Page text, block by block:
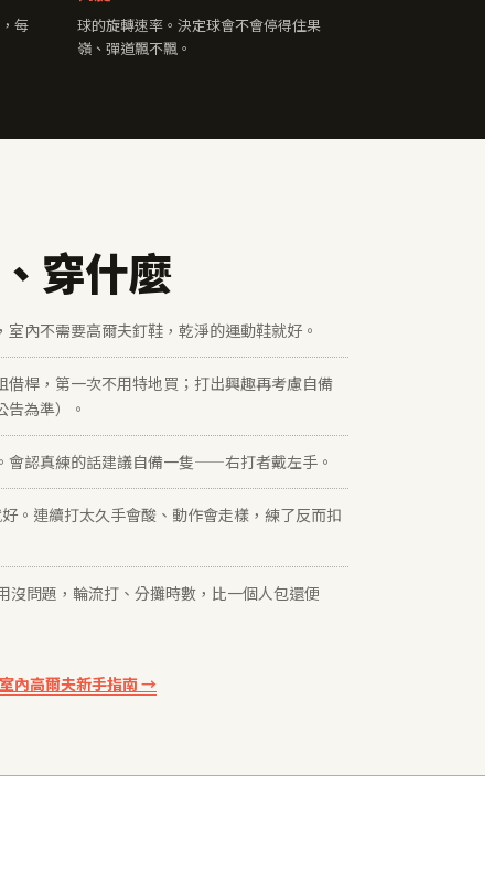
每
球的旋轉速率。決定球會不會停得住果
嶺、彈道飄不飄。
穿什麼
室內不需要高爾夫釘鞋，乾淨的運動鞋就好。
借桿，第一次不用特地買；打出興趣再考慮自備
告為準）。
會認真練的話建議自備一隻——右打者戴左手。
。連續打太久手會酸、動作會走樣，練了反而扣
沒問題，輪流打、分攤時數，比一個人包還便
內高爾夫新手指南 →